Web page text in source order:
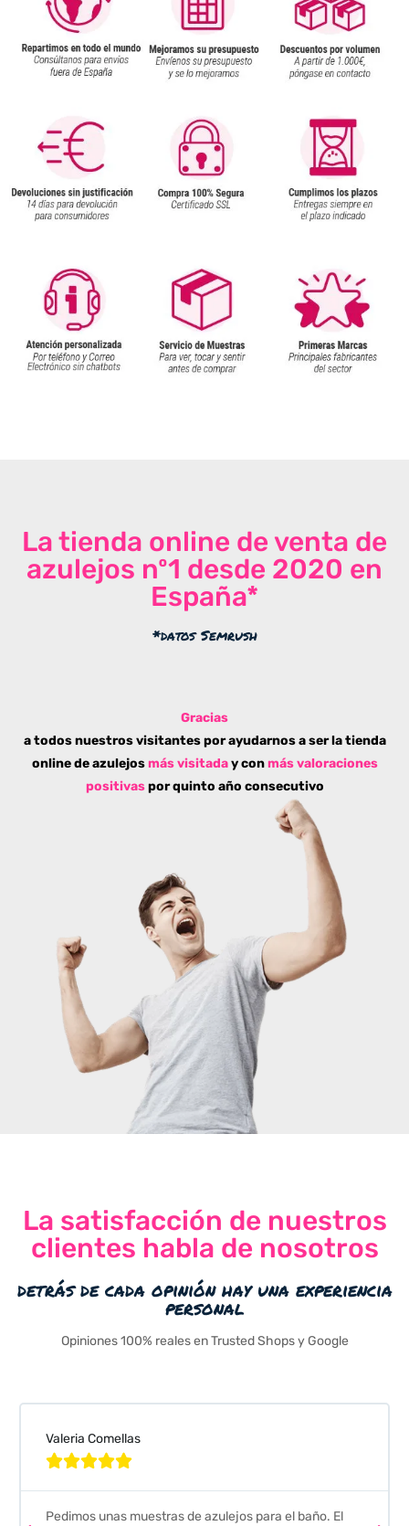
La tienda online de venta de
azulejos nº1 desde 2020 en
España*
*datos Semrush
Gracias
a todos nuestros visitantes por ayudarnos a ser la tienda
online de azulejos más visitaday conmás valoraciones
positivaspor quinto año consecutivo
La satisfacción de nuestros
clientes habla de nosotros
detrás de cada opinión hay una experiencia
personal
Opiniones 100% reales en Trusted Shops y Google
Valeria Comellas

Pedimos unas muestras de azulejos para el baño. El